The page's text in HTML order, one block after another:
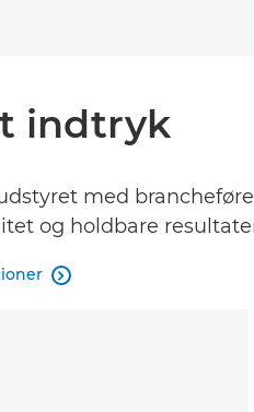
indtryk
med
og holdbare
